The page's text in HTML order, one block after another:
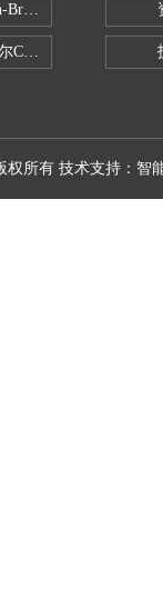
Bradley1756IB32数字
CPU处理器
所有 技术支持： 智